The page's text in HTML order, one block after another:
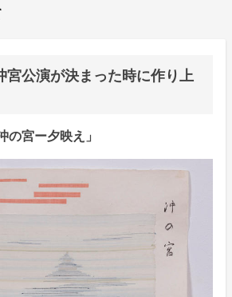
宮公演が決まった時に作り上
の宮ー夕映え」